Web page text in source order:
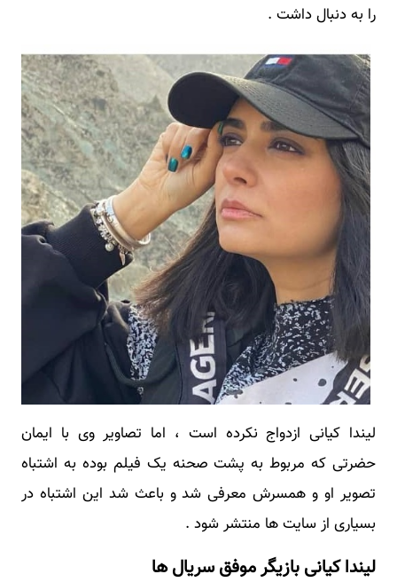
را به دنبال داشت .
لیندا کیانی ازدواج نکرده است ، اما تصاویر وی با ایمان
حضرتی که مربوط به پشت صحنه یک فیلم بوده به اشتباه
تصویر او و همسرش معرفی شد و باعث شد این اشتباه در
بسیاری از سایت ها منتشر شود .
لیندا کیانی بازیگر موفق سریال ها